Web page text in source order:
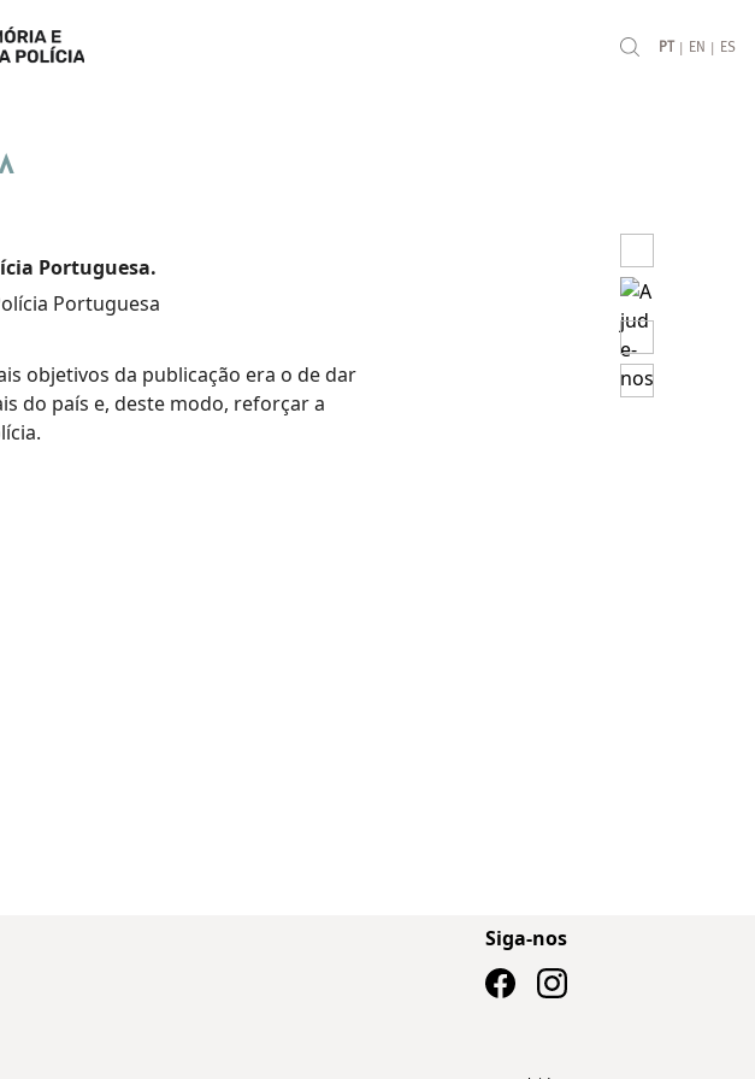
PT | EN | ES
Portuguesa.
Portuguesa
objetivos da publicação era o de dar
do país e, deste modo, reforçar a
Siga-nos